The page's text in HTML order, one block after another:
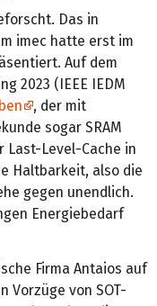
Das in
imec hatte erst im
Auf dem
2023 (IEEE IEDM
, der mit
sogar SRAM
Last-Level-Cache in
Haltbarkeit, also die
gegen unendlich.
Energiebedarf
Firma Antaios auf
Vorzüge von SOT-